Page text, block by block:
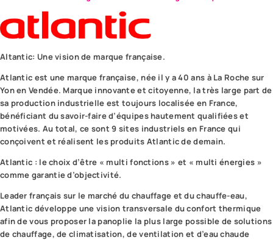
Altantic: Une vision de marque française.
Atlantic est une marque française, née il y a 40 ans à La Roche sur
Yon en Vendée. Marque innovante et citoyenne, la très large part de
sa production industrielle est toujours localisée en France,
bénéficiant du savoir-faire d’équipes hautement qualifiées et
motivées. Au total, ce sont 9 sites industriels en France qui
conçoivent et réalisent les produits Atlantic de demain.
Atlantic : le choix d’être « multi fonctions » et « multi énergies »
comme garantie d’objectivité.
Leader français sur le marché du chauffage et du chauffe-eau,
Atlantic développe une vision transversale du confort thermique
afin de vous proposer la panoplie la plus large possible de solutions
de chauffage, de climatisation, de ventilation et d’eau chaude